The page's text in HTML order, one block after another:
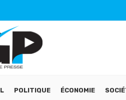
POLITIQUE ÉCONOMIE